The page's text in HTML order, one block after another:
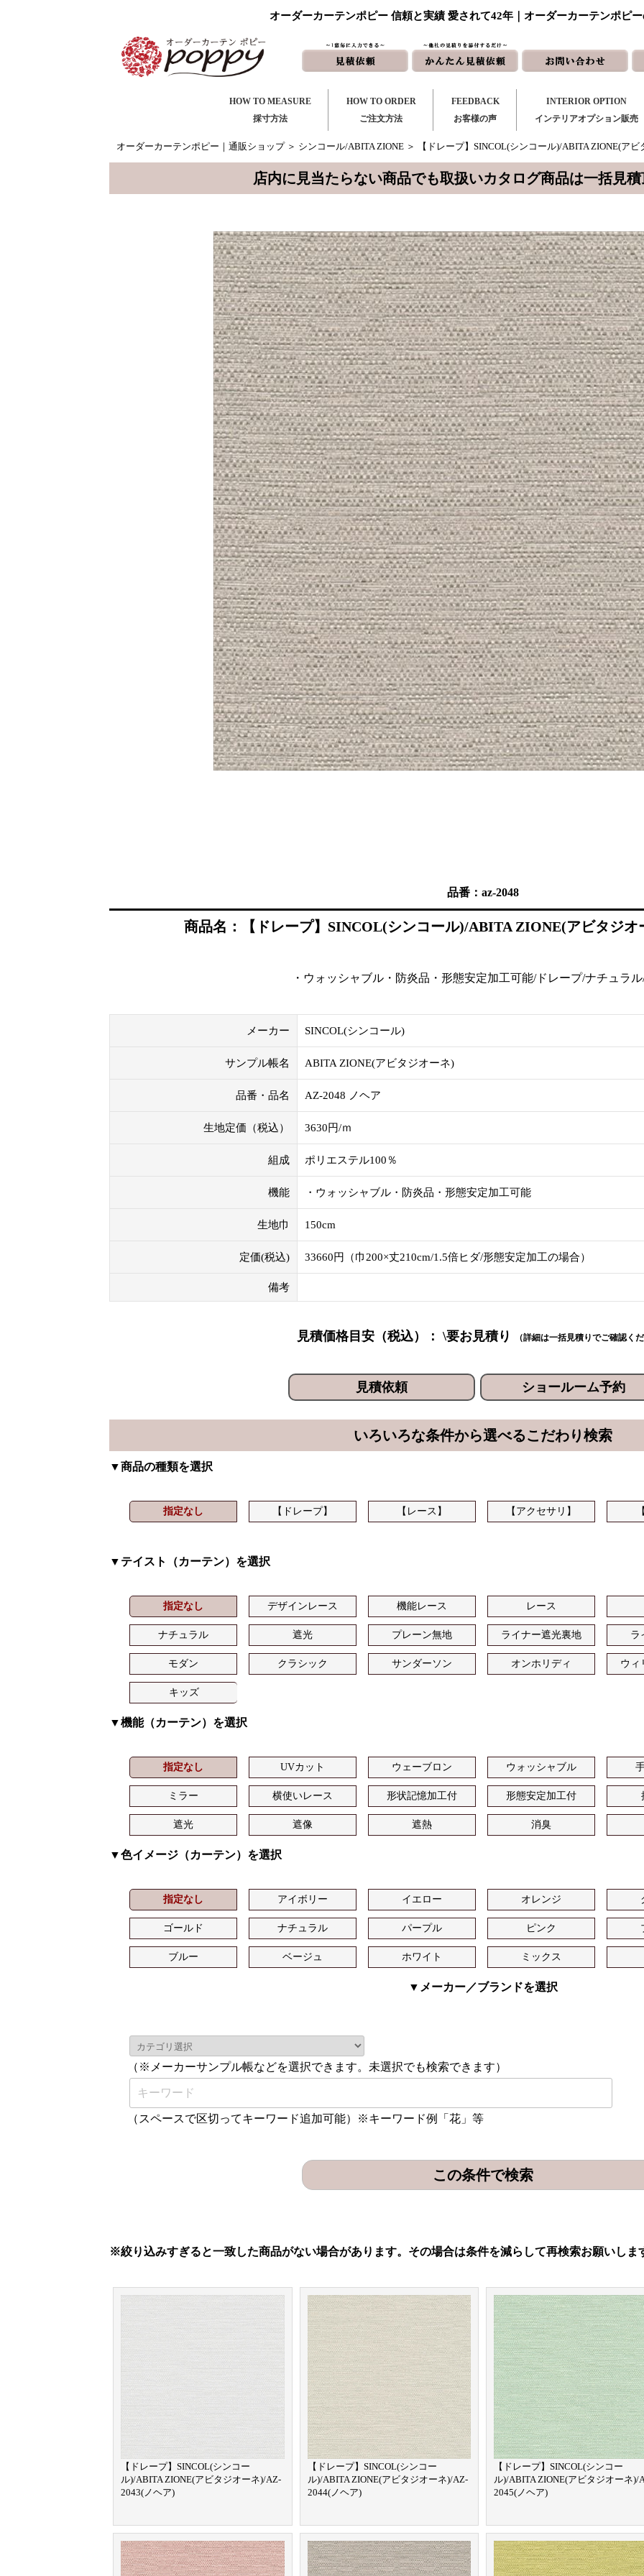
オーダーカーテンポピー 信頼と実績 愛されて42年｜オーダーカーテンポピ
HOW TO MEASURE
採寸方法
HOW TO ORDER
ご注文方法
FEEDBACK
お客様の声
INTERIOR OPTION
インテリアオプション販売
オーダーカーテンポピー｜通販ショップ＞ シンコール/ABITA ZIONE ＞ 【ドレープ】SINCOL(シンコール)/ABITA ZIONE(ア
店内に見当たらない商品でも取扱いカタログ商品は一括見
品番：az-2048
商品名：【ドレープ】SINCOL(シンコール)/ABITA ZIONE(アビタジオ
・ウォッシャブル・防炎品・形態安定加工可能/ドレープ/ナチュラル
メーカー SINCOL(シンコール)
サンプル帳名 ABITA ZIONE(アビタジオーネ)
品番・品名 AZ-2048 ノヘア
生地定価（税込） 3630円/ｍ
組成 ポリエステル100％
機能 ・ウォッシャブル・防炎品・形態安定加工可能
生地巾 150cm
定価(税込) 33660円（巾200×丈210cm/1.5倍ヒダ/形態安定加工の場合）
備考
見積価格目安（税込）： \要お見積り （詳細は一括見積りでご確認く
見積依頼 ショールーム予約
いろいろな条件から選べるこだわり検索
▼商品の種類を選択
指定なし 【ドレープ】 【レース】 【アクセサリ】
▼テイスト（カーテン）を選択
指定なし デザインレース 機能レース レース
ナチュラル 遮光 プレーン無地 ライナー遮光裏地 ラ
モダン クラシック サンダーソン オンホリディ ウィ
キッズ
▼機能（カーテン）を選択
指定なし UVカット ウェーブロン ウォッシャブル
ミラー 横使いレース 形状記憶加工付 形態安定加工付
遮光 遮像 遮熱 消臭
▼色イメージ（カーテン）を選択
指定なし アイボリー イエロー オレンジ
ゴールド ナチュラル パープル ピンク
ブルー ベージュ ホワイト ミックス
▼メーカー／ブランドを選択
（※メーカーサンプル帳などを選択できます。未選択でも検索できます）
（スペースで区切ってキーワード追加可能）※キーワード例「花」等
※絞り込みすぎると一致した商品がない場合があります。その場合は条件を減らして再検索お願いしま
【ドレープ】SINCOL(シンコー
ル)/ABITA ZIONE(アビタジオーネ)/AZ-
2043(ノヘア)
【ドレープ】SINCOL(シンコー
ル)/ABITA ZIONE(アビタジオーネ)/AZ-
2044(ノヘア)
【ドレープ】SINCOL(シンコー
ル)/ABITA ZIONE(アビタジオーネ)/
2045(ノヘア)